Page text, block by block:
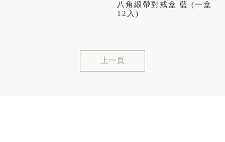
八角緞帶對戒盒 藍 (一盒
12入)
上一頁